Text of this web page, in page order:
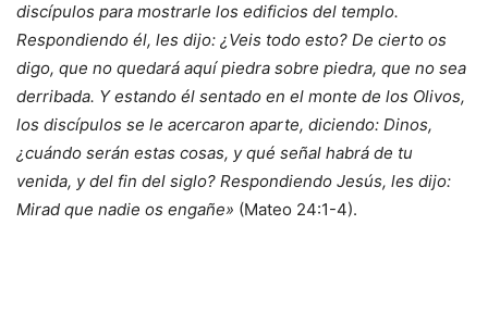
discípulos para mostrarle los edificios del templo.
Respondiendo él, les dijo: ¿Veis todo esto? De cierto os
digo, que no quedará aquí piedra sobre piedra, que no sea
derribada. Y estando él sentado en el monte de los Olivos,
los discípulos se le acercaron aparte, diciendo: Dinos,
¿cuándo serán estas cosas, y qué señal habrá de tu
venida, y del fin del siglo? Respondiendo Jesús, les dijo:
Mirad que nadie os engañe» (Mateo 24:1-4).